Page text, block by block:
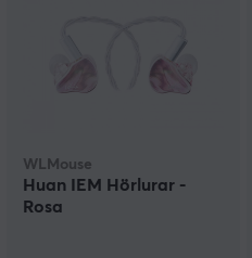
WLMouse
Huan IEM Hörlurar -
Rosa